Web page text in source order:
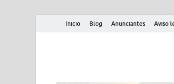
Inicio Blog Anunciantes Aviso